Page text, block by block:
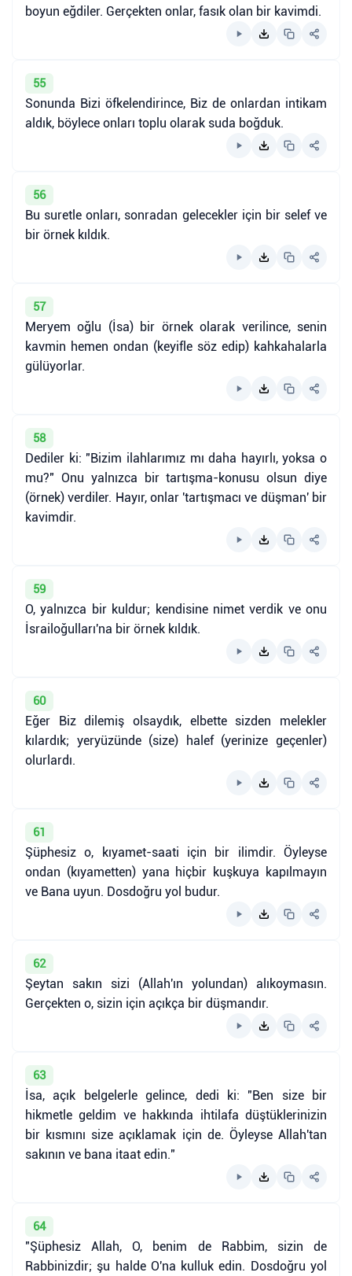
boyun eğdiler. Gerçekten onlar, fasık olan bir kavimdi.
55
Sonunda Bizi öfkelendirince, Biz de onlardan intikam
aldık, böylece onları toplu olarak suda boğduk.
56
Bu suretle onları, sonradan gelecekler için bir selef ve
bir örnek kıldık.
57
Meryem oğlu (İsa) bir örnek olarak verilince, senin
kavmin hemen ondan (keyifle söz edip) kahkahalarla
gülüyorlar.
58
Dediler ki: "Bizim ilahlarımız mı daha hayırlı, yoksa o
mu?" Onu yalnızca bir tartışma-konusu olsun diye
(örnek) verdiler. Hayır, onlar 'tartışmacı ve düşman' bir
kavimdir.
59
O, yalnızca bir kuldur; kendisine nimet verdik ve onu
İsrailoğulları'na bir örnek kıldık.
60
Eğer Biz dilemiş olsaydık, elbette sizden melekler
kılardık; yeryüzünde (size) halef (yerinize geçenler)
olurlardı.
61
Şüphesiz o, kıyamet-saati için bir ilimdir. Öyleyse
ondan (kıyametten) yana hiçbir kuşkuya kapılmayın
ve Bana uyun. Dosdoğru yol budur.
62
Şeytan sakın sizi (Allah'ın yolundan) alıkoymasın.
Gerçekten o, sizin için açıkça bir düşmandır.
63
İsa, açık belgelerle gelince, dedi ki: "Ben size bir
hikmetle geldim ve hakkında ihtilafa düştüklerinizin
bir kısmını size açıklamak için de. Öyleyse Allah'tan
sakının ve bana itaat edin."
64
"Şüphesiz Allah, O, benim de Rabbim, sizin de
Rabbinizdir; şu halde O'na kulluk edin. Dosdoğru yol